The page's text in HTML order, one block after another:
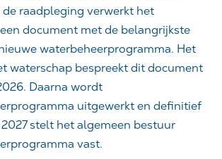
raadpleging verwerkt het
document met de belangrijkste
waterbeheerprogramma. Het
waterschap bespreekt dit document
Daarna wordt
uitgewerkt en definitief
stelt het algemeen bestuur
vast.